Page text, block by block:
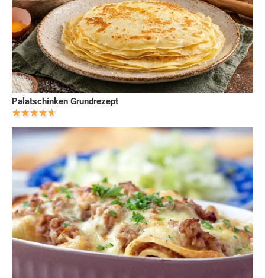
Palatschinken Grundrezept